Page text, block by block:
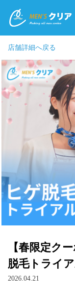
店舗詳細へ戻る
【春限定ク
脱毛トライ
2026.04.21